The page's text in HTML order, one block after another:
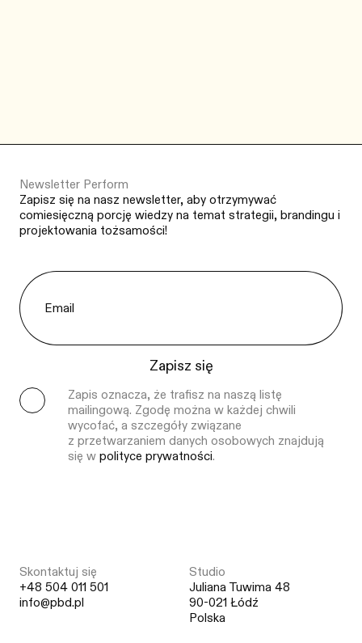
Zapis oznacza, że trafisz na naszą listę
mailingową. Zgodę można w każdej chwili
wycofać, a szczegóły związane
z przetwarzaniem danych osobowych znajdują
się wpolityce prywatności.
Newsletter Perform
Zapisz się na nasz newsletter, aby otrzymywać
comiesięczną porcję wiedzy na temat strategii, brandingu i
projektowania tożsamości!
Zapisz się
Skontaktuj się
+48 504 011 501
info@pbd.pl
Studio
Juliana Tuwima 48
90-021 Łódź
Polska